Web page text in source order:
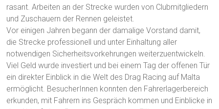
rasant. Arbeiten an der Strecke wurden von Clubmitgliedern
und Zuschauern der Rennen geleistet.
Vor einigen Jahren begann der damalige Vorstand damit,
die Strecke professionell und unter Einhaltung aller
notwendigen Sicherheitsvorkehrungen weiterzuentwickeln.
Viel Geld wurde investiert und bei einem Tag der offenen Tür
ein direkter Einblick in die Welt des Drag Racing auf Malta
ermöglicht. BesucherInnen konnten den Fahrerlagerbereich
erkunden, mit Fahrern ins Gespräch kommen und Einblicke in